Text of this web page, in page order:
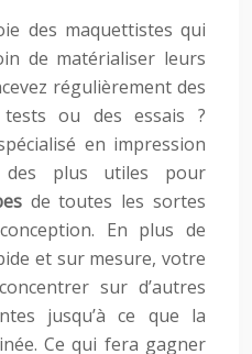
des maquettistes qui
de matérialiser leurs
régulièrement des
ou des essais ?
en impression
plus utiles pour
de toutes les sortes
En plus de
et sur mesure, votre
sur d’autres
jusqu’à ce que la
Ce qui fera gagner